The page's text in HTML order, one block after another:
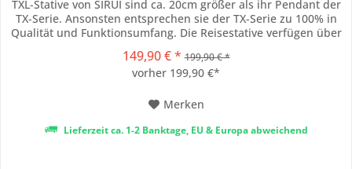
TXL-Stative von SIRUI sind ca. 20cm größer als ihr Pendant der
TX-Serie. Ansonsten entsprechen sie der TX-Serie zu 100% in
Qualität und Funktionsumfang. Die Reisestative verfügen über
jeder Situation leicht zu handhaben und bieten Ihrer Kamera
stets...
149,90 € * 199,90 € *
vorher 199,90 €*
Merken
Lieferzeit ca. 1-2 Banktage, EU & Europa abweichend